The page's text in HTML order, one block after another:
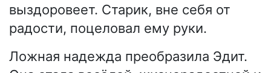
выздоровеет. Старик, вне себя от
радости, поцеловал ему руки.
Ложная надежда преобразила Эдит.